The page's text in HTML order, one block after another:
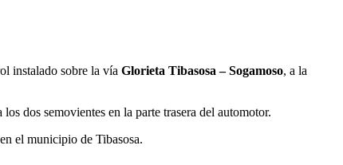
instalado sobre la vía Glorieta Tibasosa – Sogamoso, a la
dos semovientes en la parte trasera del automotor.
el municipio de Tibasosa.